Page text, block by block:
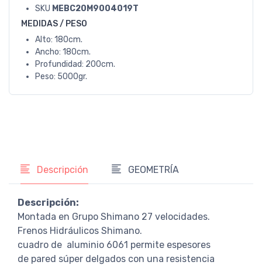
SKU MEBC20M9004019T
MEDIDAS / PESO
Alto: 180cm.
Ancho: 180cm.
Profundidad: 200cm.
Peso: 5000gr.
Descripción GEOMETRÍA
Descripción:
Montada en Grupo Shimano 27 velocidades.
Frenos Hidráulicos Shimano.
cuadro de aluminio 6061 permite espesores
de pared súper delgados con una resistencia